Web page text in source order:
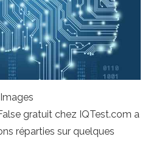
gratuit chez IQTest.com a
réparties sur quelques